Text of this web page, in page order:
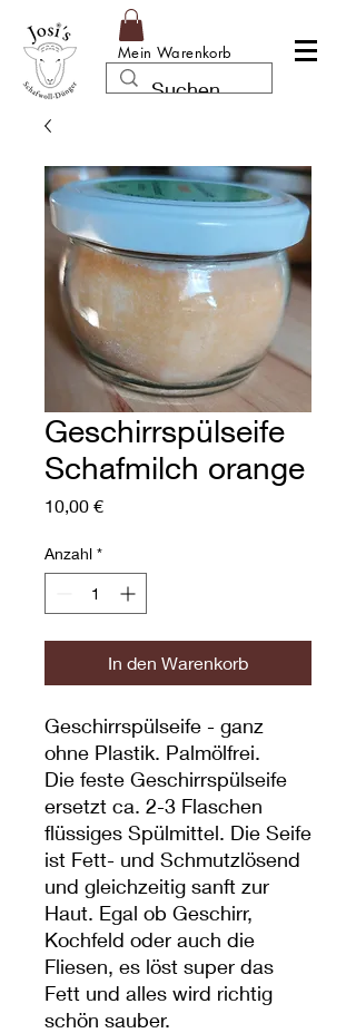
Mein Warenkorb
Geschirrspülseife
Schafmilch orange
10,00 €Preis
Anzahl *
In den Warenkorb
Geschirrspülseife - ganz
ohne Plastik. Palmölfrei.
Die feste Geschirrspülseife
ersetzt ca. 2-3 Flaschen
flüssiges Spülmittel. Die Seife
ist Fett- und Schmutzlösend
und gleichzeitig sanft zur
Haut. Egal ob Geschirr,
Kochfeld oder auch die
Fliesen, es löst super das
Fett und alles wird richtig
schön sauber.